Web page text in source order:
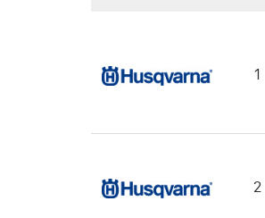
1
2